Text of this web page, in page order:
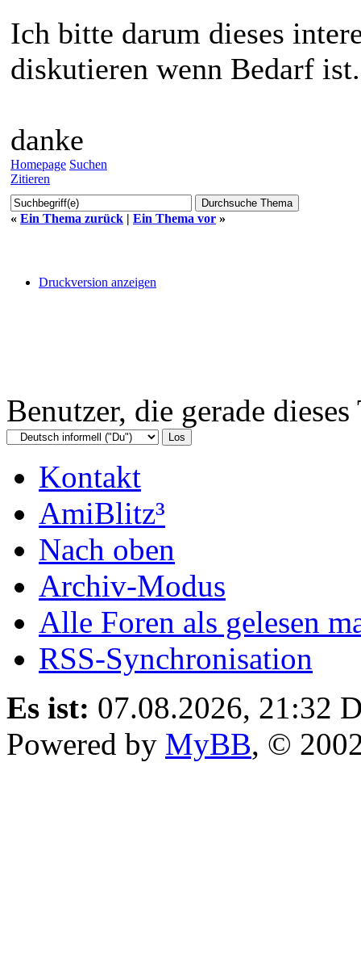
Ich bitte darum dieses
diskutieren wenn Bedarf ist.
danke
Homepage Suchen
Zitieren
« Ein Thema zurück | Ein Thema vor »
Druckversion anzeigen
Benutzer, die gerade
Kontakt
AmiBlitz³
Nach oben
Archiv-Modus
Alle Foren als gelesen
RSS-Synchronisation
Es ist: 07.08.2026, 21:32
Powered by MyBB, ©